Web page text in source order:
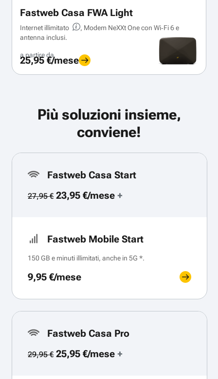
Fastweb Casa FWA Light
Internet illimitato
, Modem NeXXt One con Wi‑Fi 6 e
antenna inclusi.
a partire da
25,95 €/mese
Più soluzioni insieme,
conviene!
Fastweb Casa Start
27,95 €23,95 €/mese+
Fastweb Mobile Start
150 GB e minuti illimitati, anche in 5G *.
9,95 €/mese
Fastweb Casa Pro
29,95 €25,95 €/mese+